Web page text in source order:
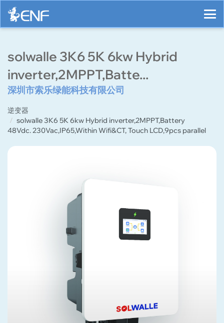
solwalle 3K6 5K 6kw Hybrid
inverter,2MPPT,Batte...
深圳市索乐绿能科技有限公司
逆变器
solwalle 3K6 5K 6kw Hybrid inverter,2MPPT,Battery
48Vdc. 230Vac,IP65,Within Wifi&CT, Touch LCD,9pcs parallel